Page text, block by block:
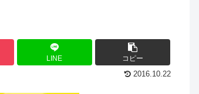
LINE
コピー
2016.10.22